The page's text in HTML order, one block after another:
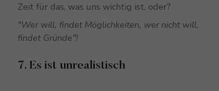
Zeit für das, was uns wichtig ist, oder?
"Wer will, findet Möglichkeiten, wer nicht will,
findet Gründe"!
7. Es ist unrealistisch